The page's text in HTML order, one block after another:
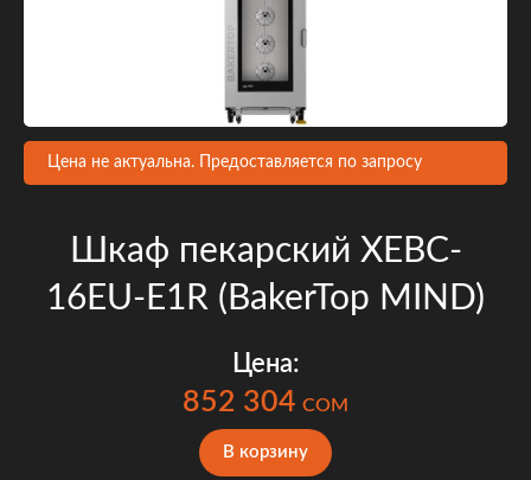
Цена не актуальна. Предоставляется по запросу
Шкаф пекарский XEBC-
16EU-E1R (BakerTop MIND)
Цена:
852 304 COM
В корзину